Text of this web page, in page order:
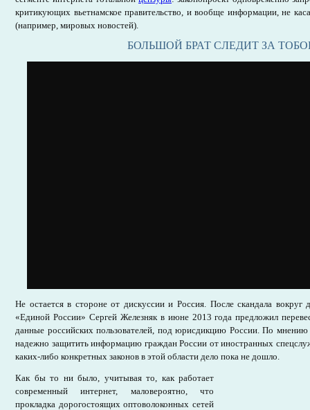
критикующих вьетнамское правительство, и вообще информации, не
(например, мировых новостей).
БОЛЬШОЙ БРАТ СЛЕДИТ ЗА
Не остается в стороне от дискуссии и Россия. После скандала вокруг
«Единой России» Сергей Железняк в июне 2013 года предложил
данные российских пользователей, под юрисдикцию России. По мнению
надежно защитить информацию граждан России от иностранных
каких-либо конкретных законов в этой области дело пока не дошло.
Как бы то ни было, учитывая то, как работает
современный интернет, маловероятно, что
прокладка дорогостоящих оптоволоконных сетей